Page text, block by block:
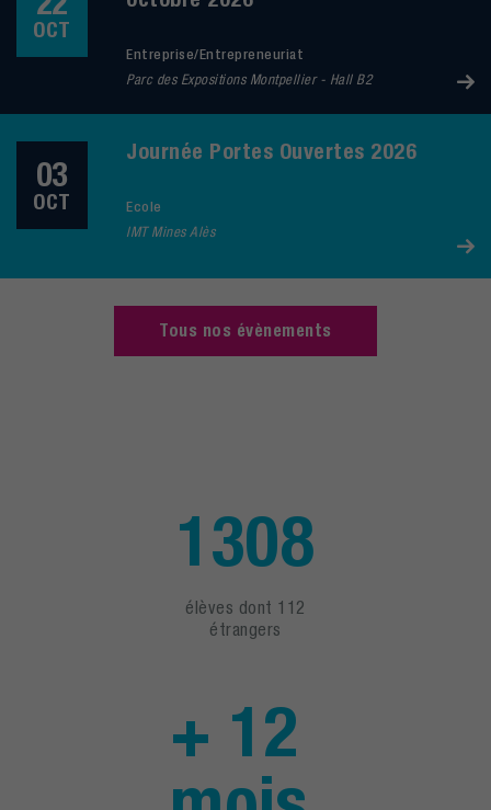
OCT
Entreprise/Entrepreneuriat
Parc des Expositions Montpellier - Hall B2
03
OCT
Journée Portes Ouvertes 2026
Ecole
IMT Mines Alès
Tous nos évènements
1308
élèves dont 112
étrangers
+ 12